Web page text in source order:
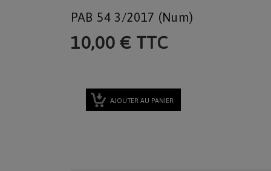
PAB 54 3/2017 (num)
10,00 € TTC
AJOUTER AU PANIER